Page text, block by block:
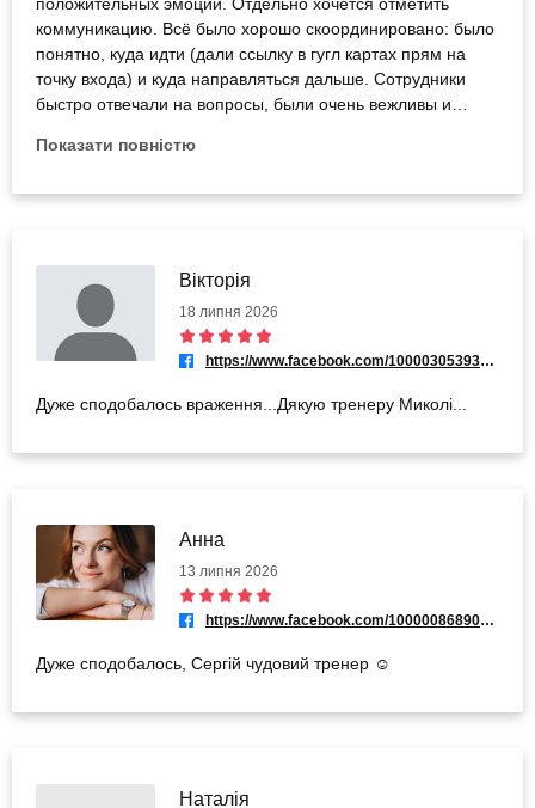
коммуникацию. Всё было хорошо скоординировано: было
понятно, куда идти (дали ссылку в гугл картах прям на
точку входа) и куда направляться дальше. Сотрудники
быстро отвечали на вопросы, были очень вежливы и
оставило только приятные впечатления - все вопросы
отлично: тренер был приветливым, перед треней
захотелось ещё раз прийти на батуты, уже просто для
себя. В общем хорошо провели время, получили много
положительных эмоций )) Рекомендуем всем
Показати повністю
Вікторія
18 липня 2026
https://www.facebook.com/100003053939173
Дуже сподобалось враження...Дякую тренеру Миколі...
Анна
13 липня 2026
https://www.facebook.com/100000868900743
Дуже сподобалось, Сергій чудовий тренер ☺️
Наталія